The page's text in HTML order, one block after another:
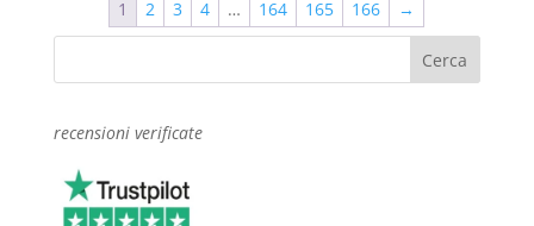
€34,00.
€22,00.
1 2 3 4 … 164 165 166 →
recensioni verificate